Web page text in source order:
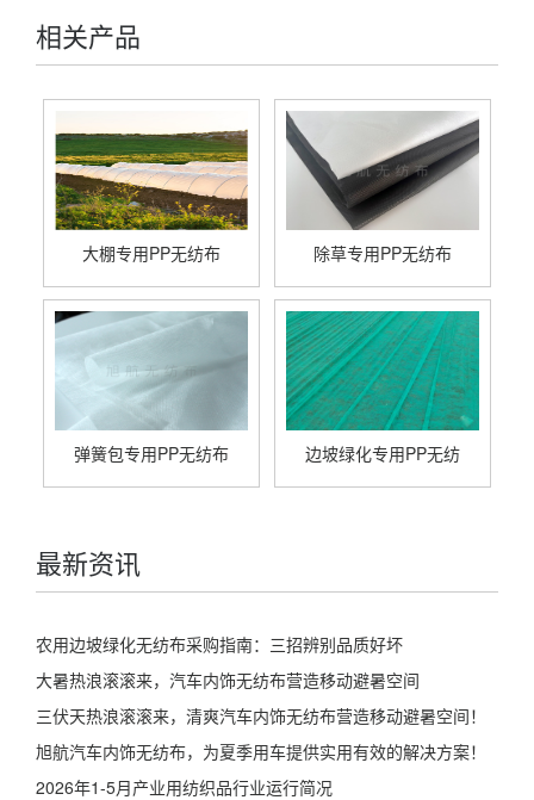
相关产品
大棚专用PP无纺布 除草专用PP无纺布
弹簧包专用PP无纺布 边坡绿化专用PP无纺
最新资讯
农用边坡绿化无纺布采购指南：三招辨别品质好坏
大暑热浪滚滚来，汽车内饰无纺布营造移动避暑空间
三伏天热浪滚滚来，清爽汽车内饰无纺布营造移动避暑空间！
旭航汽车内饰无纺布，为夏季用车提供实用有效的解决方案！
2026年1-5月产业用纺织品行业运行简况